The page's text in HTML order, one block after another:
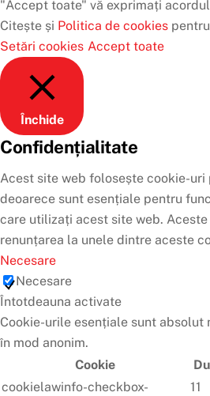
"Accept toate" vă exprimați
Citește și Politica de cookies
Setări cookies Accept toate
Închide
Confidențialitate
Acest site web folosește cookie-
deoarece sunt esențiale pentru
care utilizați acest site web.
renunțarea la unele dintre aceste
Necesare
Necesare
Întotdeauna activate
Cookie-urile esențiale sunt
în mod anonim.
Cookie
cookielawinfo-checkbox-
11